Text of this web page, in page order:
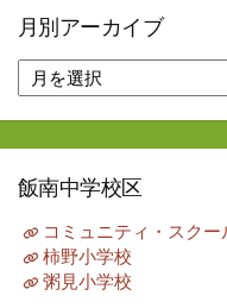
月別アーカイブ
別
ア
ー
イ
飯南中学校区
コミュニティ・スクー
柿野小学校
粥見小学校